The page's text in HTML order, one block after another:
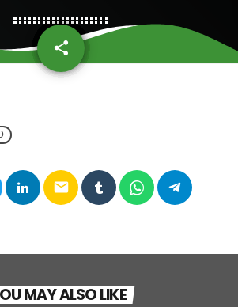
share
email
email
MAY ALSO LIKE